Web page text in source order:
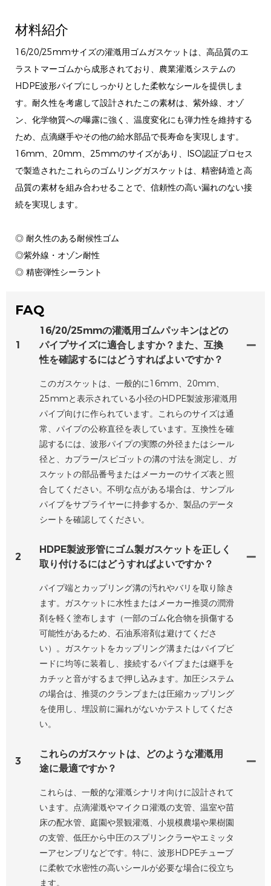
材料紹介
16/20/25mmサイズの灌漑用ゴムガスケットは、高品質のエ
ラストマーゴムから成形されており、農業灌漑システムの
HDPE波形パイプにしっかりとした柔軟なシールを提供しま
す。耐久性を考慮して設計されたこの素材は、紫外線、オゾ
ン、化学物質への曝露に強く、温度変化にも弾力性を維持する
ため、点滴継手やその他の給水部品で長寿命を実現します。
16mm、20mm、25mmのサイズがあり、ISO認証プロセス
で製造されたこれらのゴムリングガスケットは、精密鋳造と高
品質の素材を組み合わせることで、信頼性の高い漏れのない接
続を実現します。
◎ 耐久性のある耐候性ゴム
◎紫外線・オゾン耐性
◎ 精密弾性シーラント
FAQ
1
16/20/25mmの灌漑用ゴムパッキンはどの
パイプサイズに適合しますか？また、互換
性を確認するにはどうすればよいですか？
このガスケットは、一般的に16mm、20mm、
25mmと表示されている小径のHDPE製波形灌漑用
パイプ向けに作られています。これらのサイズは通
常、パイプの公称直径を表しています。互換性を確
認するには、波形パイプの実際の外径またはシール
径と、カプラー/スピゴットの溝の寸法を測定し、ガ
スケットの部品番号またはメーカーのサイズ表と照
合してください。不明な点がある場合は、サンプル
パイプをサプライヤーに持参するか、製品のデータ
シートを確認してください。
2
HDPE製波形管にゴム製ガスケットを正しく
取り付けるにはどうすればよいですか？
パイプ端とカップリング溝の汚れやバリを取り除き
ます。ガスケットに水性またはメーカー推奨の潤滑
剤を軽く塗布します（一部のゴム化合物を損傷する
可能性があるため、石油系溶剤は避けてくださ
い）。ガスケットをカップリング溝またはパイプビ
ードに均等に装着し、接続するパイプまたは継手を
カチッと音がするまで押し込みます。加圧システム
の場合は、推奨のクランプまたは圧縮カップリング
を使用し、埋設前に漏れがないかテストしてくださ
い。
3
これらのガスケットは、どのような灌漑用
途に最適ですか？
これらは、一般的な灌漑シナリオ向けに設計されて
います。点滴灌漑やマイクロ灌漑の支管、温室や苗
床の配水管、庭園や景観灌漑、小規模農場や果樹園
の支管、低圧から中圧のスプリンクラーやエミッタ
ーアセンブリなどです。特に、波形HDPEチューブ
に柔軟で水密性の高いシールが必要な場合に役立ち
ます。